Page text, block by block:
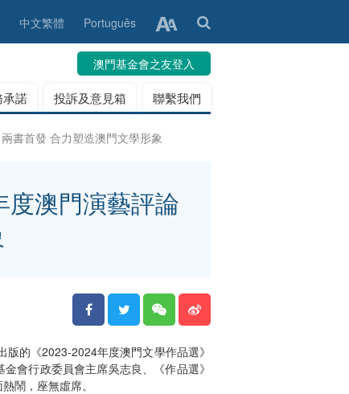
中文繁體 Português
澳門基金會之友登入
承諾 投訴及意見箱 聯繫我們
書首發 合力塑造澳門文學形象
度澳門演藝評論
的《2023-2024年度澳門文學作品選》
會行政委員會主席吳志良、《作品選》
鬧，座無虛席。